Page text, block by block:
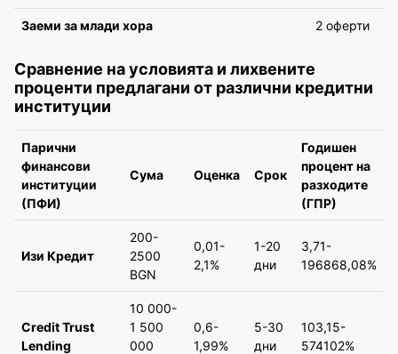
Заеми за млади хора 2 оферти
Сравнение на условията и лихвените
проценти предлагани от различни кредитни
институции
Парични
финансови
институции
(ПФИ)
Сума Оценка Срок
Годишен
процент на
разходите
(ГПР)
Изи Кредит
200-
2500
BGN
0,01-
2,1%
1-20
дни
3,71-
196868,08%
Credit Trust
Lending
10 000-
1 500
000
0,6-
1,99%
5-30
дни
103,15-
574102%